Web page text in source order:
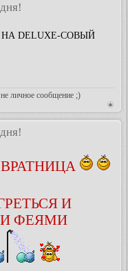
DELUXE-СОВЫЙ
личное сообщение ;)
И
ФЕЯМИ